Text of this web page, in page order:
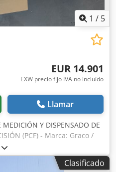
1 / 5
EUR 14.901
EXW precio fijo IVA no incluído
Llamar
MEDICIÓN Y DISPENSADO DE
(PCF) - Marca: Graco /
en carro de 16 estilos
masilla, medidor de alta
DeviceNet - EnvíoClasificado